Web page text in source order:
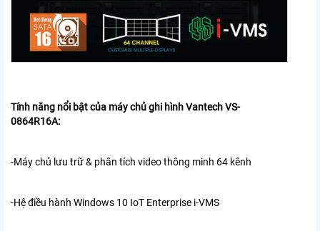
Tính năng nổi bật của máy chủ ghi hình Vantech VS-
0864R16A:
-Máy chủ lưu trữ & phân tích video thông minh 64 kênh
-Hệ điều hành Windows 10 IoT Enterprise i-VMS